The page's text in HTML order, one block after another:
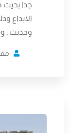
جدا بحيث
الابداع
وحديث ,